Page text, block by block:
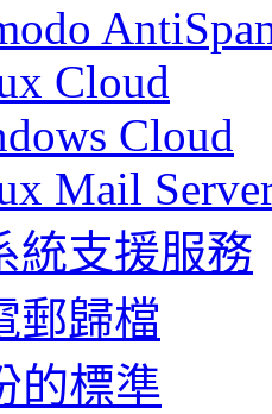
Cloud
Cloud
Mail
統支援服務
郵歸檔
的標準